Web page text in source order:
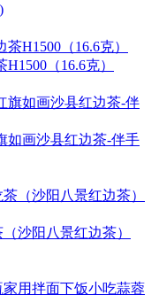
（16.6克）
画沙县红边茶-伴手
沙阳八景红边茶）